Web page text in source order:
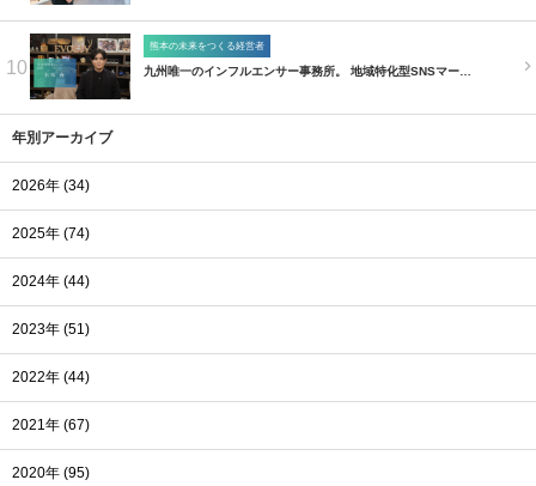
10
熊本の未来をつくる経営者
九州唯一のインフルエンサー事務所。 地域特化型SNSマー…
年別アーカイブ
2026年 (34)
2025年 (74)
2024年 (44)
2023年 (51)
2022年 (44)
2021年 (67)
2020年 (95)